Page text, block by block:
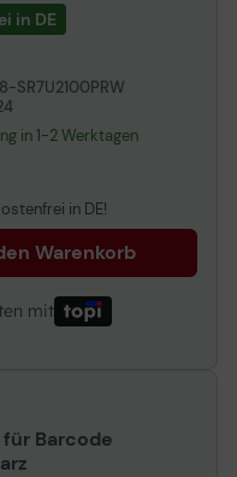
in DE
SR7U2100PRW
in 1-2 Werktagen
in DE!
Warenkorb
mit
Barcode